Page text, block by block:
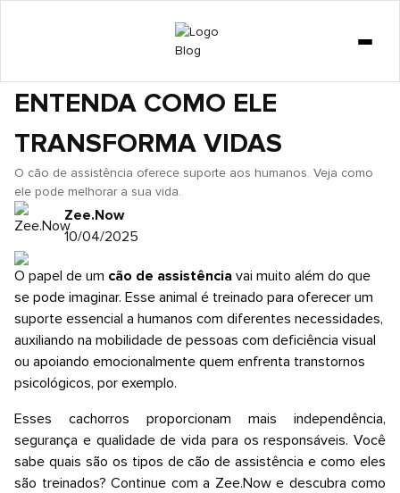
CURIOSIDADES
COMPORTAMENTO
CACHORRO
CÃO DE ASSISTÊNCIA:
ENTENDA COMO ELE
TRANSFORMA VIDAS
O cão de assistência oferece suporte aos humanos. Veja como
ele pode melhorar a sua vida.
Zee.Now
10/04/2025
O papel de um cão de assistência vai muito além do que
se pode imaginar. Esse animal é treinado para oferecer um
suporte essencial a humanos com diferentes necessidades,
auxiliando na mobilidade de pessoas com deficiência visual
ou apoiando emocionalmente quem enfrenta transtornos
psicológicos, por exemplo.
Esses cachorros proporcionam mais independência,
segurança e qualidade de vida para os responsáveis. Você
sabe quais são os tipos de cão de assistência e como eles
são treinados? Continue com a Zee.Nowe descubra como